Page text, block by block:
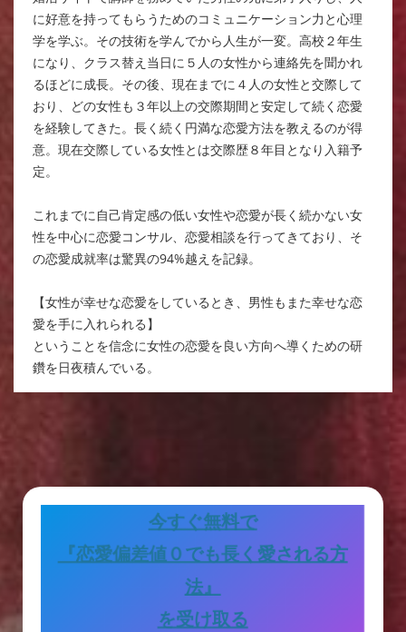
に好意を持ってもらうためのコミュニケーション力と心理
学を学ぶ。その技術を学んでから人生が一変。高校２年生
になり、クラス替え当日に５人の女性から連絡先を聞かれ
るほどに成長。その後、現在までに４人の女性と交際して
おり、どの女性も３年以上の交際期間と安定して続く恋愛
を経験してきた。長く続く円満な恋愛方法を教えるのが得
意。現在交際している女性とは交際歴８年目となり入籍予
定。
これまでに自己肯定感の低い女性や恋愛が長く続かない女
性を中心に恋愛コンサル、恋愛相談を行ってきており、そ
の恋愛成就率は驚異の94%越えを記録。
【女性が幸せな恋愛をしているとき、男性もまた幸せな恋
愛を手に入れられる】
ということを信念に女性の恋愛を良い方向へ導くための研
鑽を日夜積んでいる。
今すぐ無料で
『恋愛偏差値０でも長く愛される方
法』
を受け取る